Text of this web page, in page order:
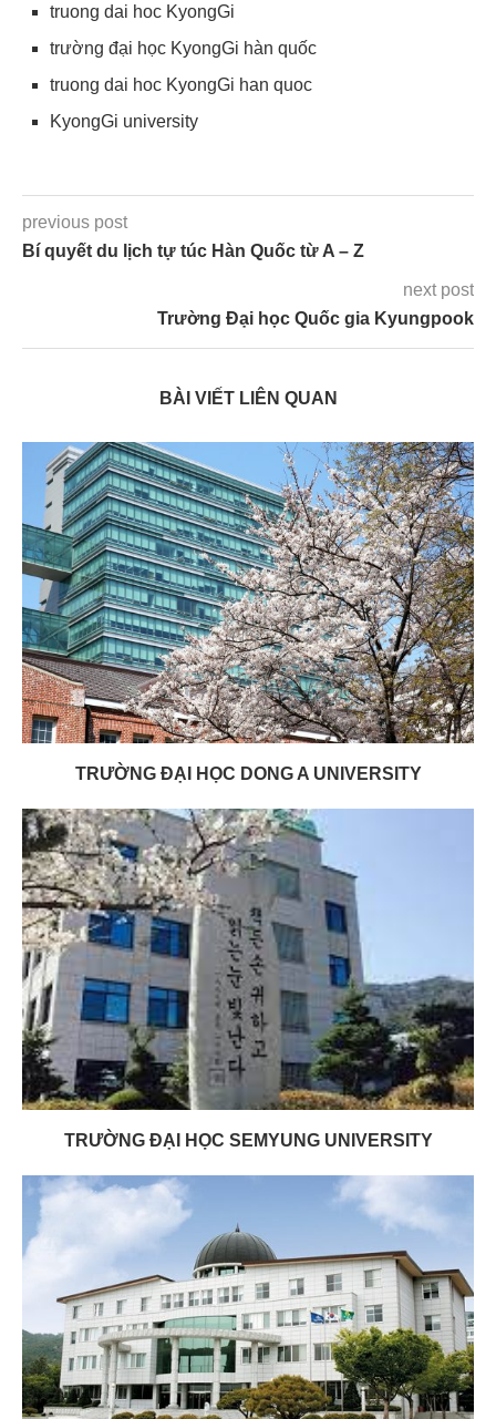
truong dai hoc KyongGi
trường đại học KyongGi hàn quốc
truong dai hoc KyongGi han quoc
KyongGi university
previous post
Bí quyết du lịch tự túc Hàn Quốc từ A – Z
next post
Trường Đại học Quốc gia Kyungpook
BÀI VIẾT LIÊN QUAN
TRƯỜNG ĐẠI HỌC DONG A UNIVERSITY
TRƯỜNG ĐẠI HỌC SEMYUNG UNIVERSITY